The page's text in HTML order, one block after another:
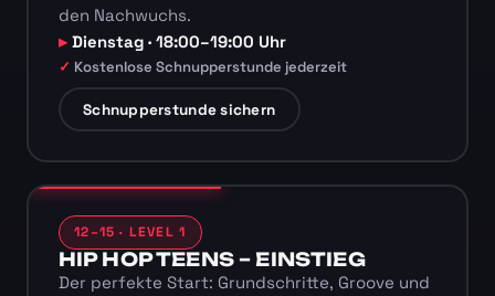
den Nachwuchs.
Dienstag · 18:00–19:00 Uhr
Kostenlose Schnupperstunde jederzeit
Schnupperstunde sichern
12–15 · LEVEL 1
HIP HOP TEENS – EINSTIEG
Der perfekte Start: Grundschritte, Groove und